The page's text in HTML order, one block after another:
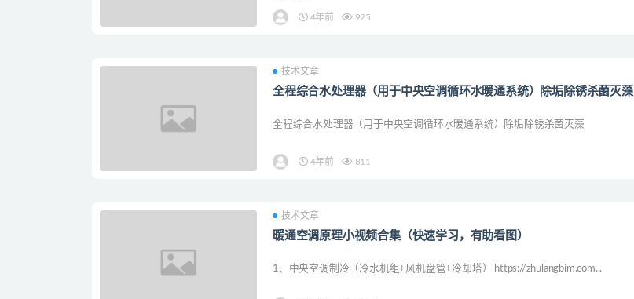
4年前 925
技术文章
全程综合水处理器（用于中央空调循环水暖通系统）除垢除锈杀菌灭藻
全程综合水处理器（用于中央空调循环水暖通系统）除垢除锈杀菌灭藻
4年前 811
技术文章
暖通空调原理小视频合集（快速学习，有助看图）
1、中央空调制冷（冷水机组+风机盘管+冷却塔） https://zhulangbim.com...